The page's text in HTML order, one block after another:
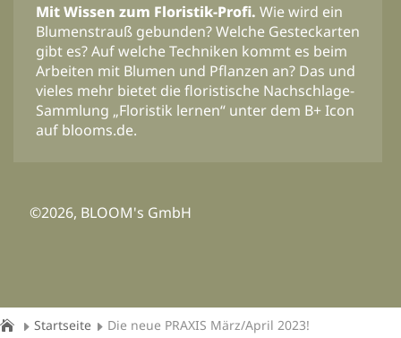
Mit Wissen zum Floristik-Profi. Wie wird ein
Blumenstrauß gebunden? Welche Gesteckarten
gibt es? Auf welche Techniken kommt es beim
Arbeiten mit Blumen und Pflanzen an? Das und
vieles mehr bietet die floristische Nachschlage-
Sammlung „Floristik lernen“ unter dem B+ Icon
auf blooms.de.
©2026, BLOOM's GmbH
Startseite Die neue PRAXIS März/April 2023!